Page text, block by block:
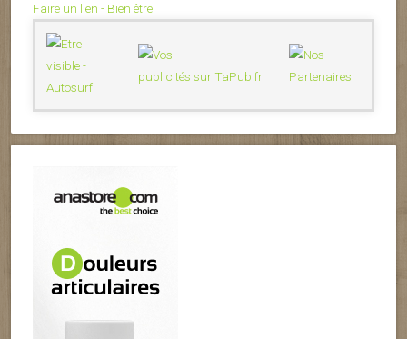
Faire un lien - Bien être